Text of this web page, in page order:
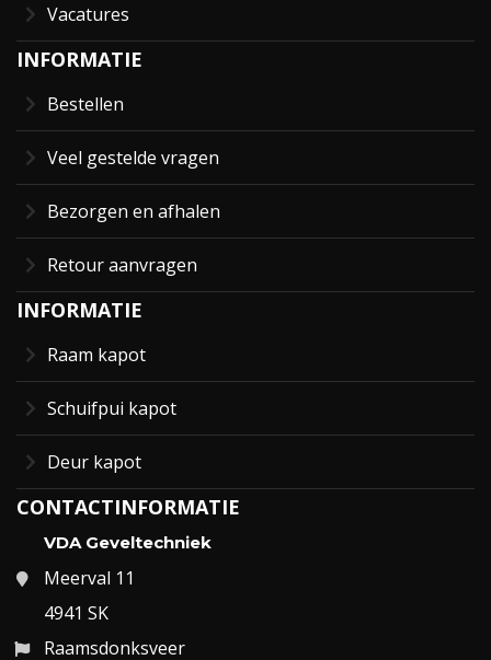
Vacatures
INFORMATIE
Bestellen
Veel gestelde vragen
Bezorgen en afhalen
Retour aanvragen
INFORMATIE
Raam kapot
Schuifpui kapot
Deur kapot
CONTACTINFORMATIE
VDA Geveltechniek
Meerval 11
4941 SK
Raamsdonksveer